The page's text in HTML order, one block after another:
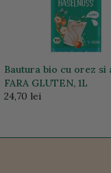
Bautura bio cu orez si
FARA GLUTEN, 1L
24,70 lei